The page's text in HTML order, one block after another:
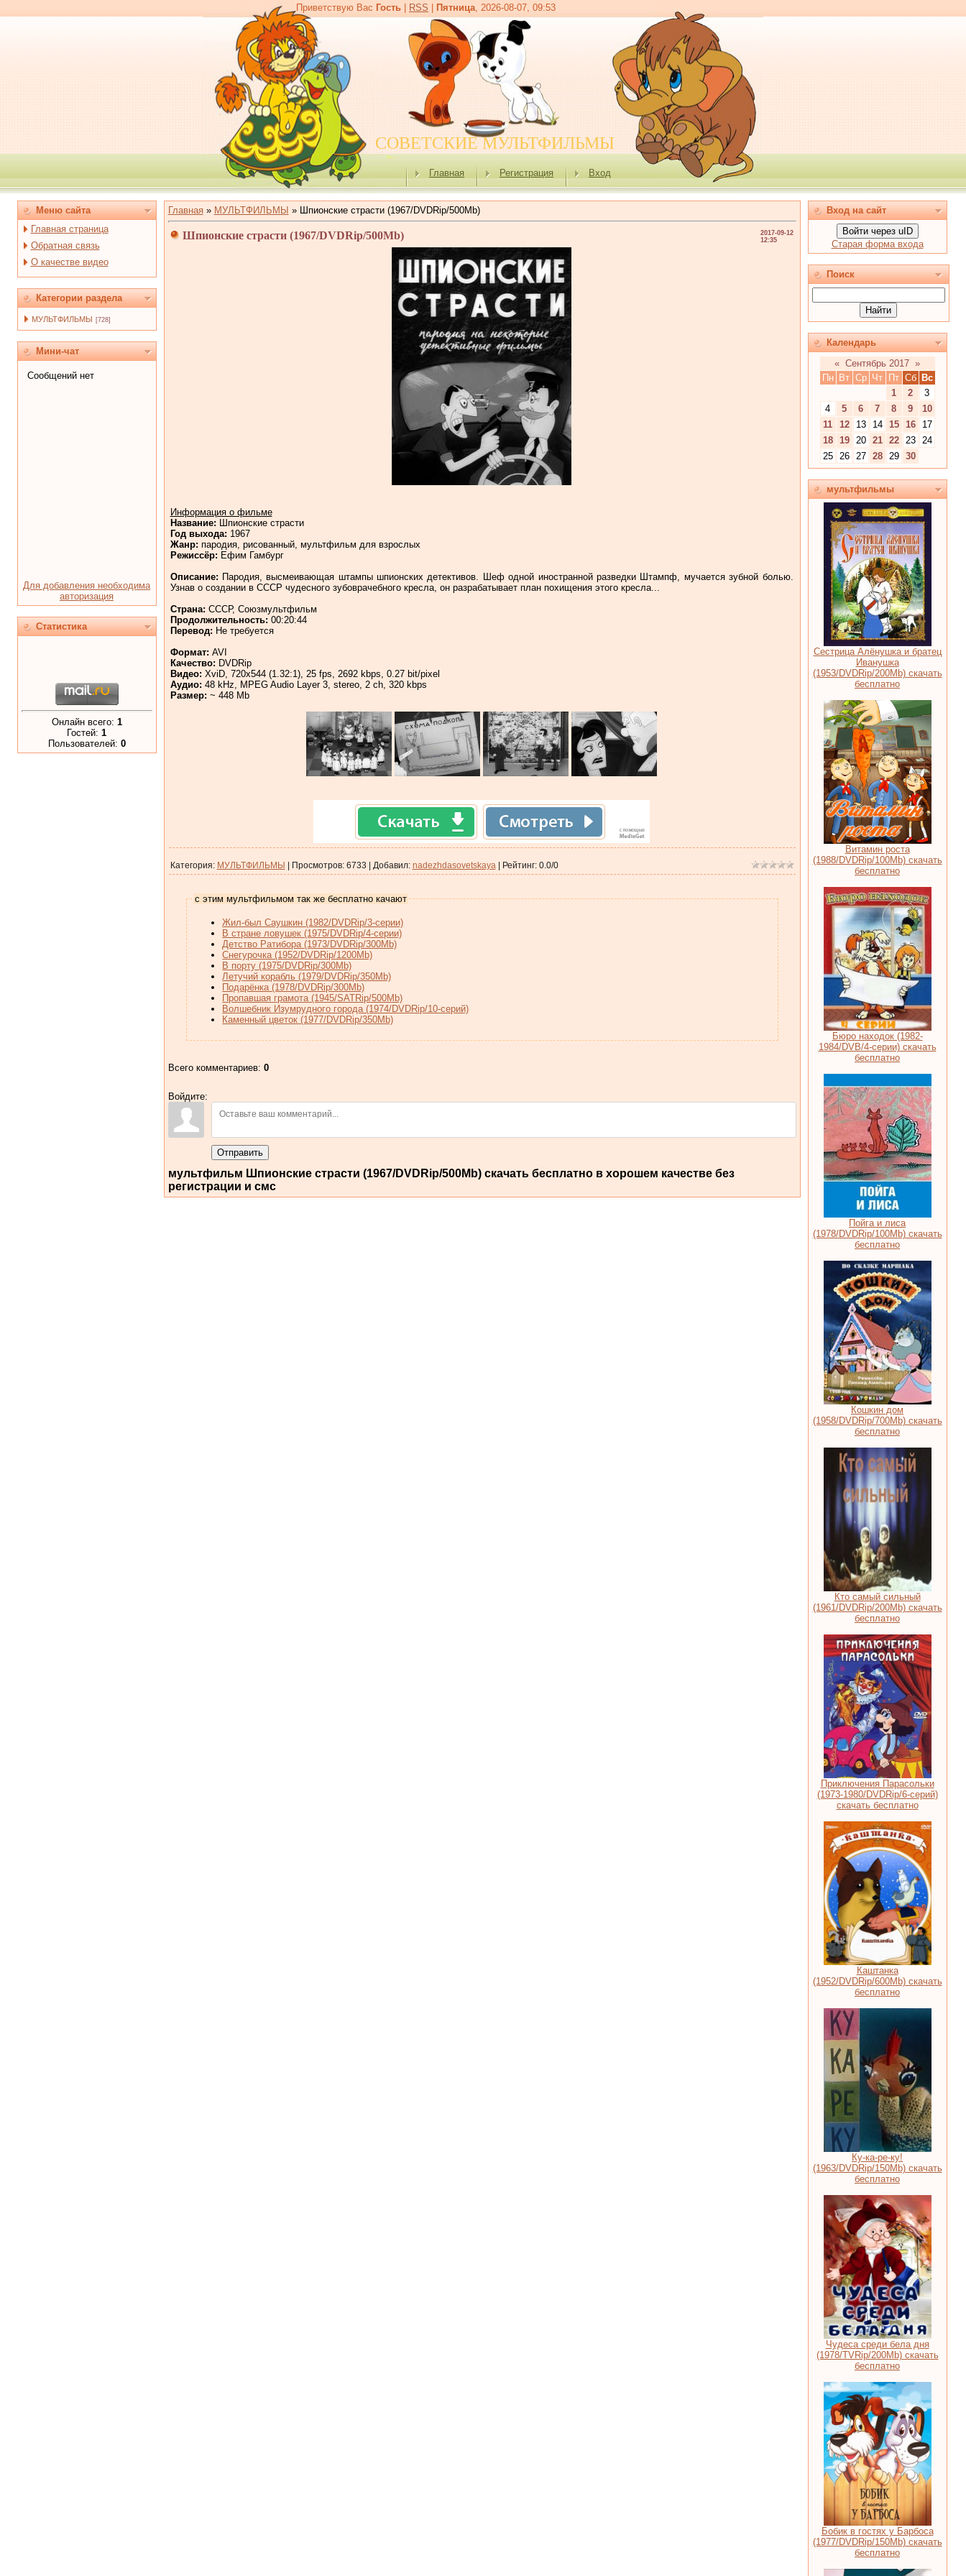
Приветствую Вас Гость RSS Пятница, 2026-08-07, 09:53
СОВЕТСКИЕ МУЛЬТФИЛЬМЫ
Главная Регистрация Вход
Меню сайта
Главная страница
Обратная связь
О качестве видео
Категории раздела
МУЛЬТФИЛЬМЫ [728]
Мини-чат
Для добавления необходима
авторизация
Статистика
Онлайн всего: 1
Гостей: 1
Пользователей: 0
Главная» МУЛЬТФИЛЬМЫ » Шпионские страсти (1967/DVDRip/500Мb)
2017-09-12
12:35
Шпионские страсти (1967/DVDRip/500Мb)
Информация о фильме
Название: Шпионские страсти
Год выхода: 1967
Жанр: пародия, рисованный, мультфильм для взрослых
Режиссёр: Ефим Гамбург
Описание: Пародия, высмеивающая штампы шпионских детективов. Шеф одной иностранной разведки Штампф, мучается зубной болью.
Узнав о создании в СССР чудесного зубоврачебного кресла, он разрабатывает план похищения этого кресла...
Страна: СССР, Союзмультфильм
Продолжительность: 00:20:44
Перевод: Не требуется
Формат: AVI
Качество: DVDRip
Видео: XviD, 720x544 (1.32:1), 25 fps, 2692 kbps, 0.27 bit/pixel
Аудио: 48 kHz, MPEG Audio Layer 3, stereo, 2 ch, 320 kbps
Размер: ~ 448 Мb
Категория: МУЛЬТФИЛЬМЫ Просмотров: 6733 Добавил: nadezhdasovetskaya Рейтинг: 0.0/0
с этим мультфильмом так же бесплатно качают
Жил-был Саушкин (1982/DVDRip/3-серии)
В стране ловушек (1975/DVDRip/4-серии)
Детство Ратибора (1973/DVDRip/300Mb)
Снегурочка (1952/DVDRip/1200Mb)
В порту (1975/DVDRip/300Mb)
Летучий корабль (1979/DVDRip/350Mb)
Подарёнка (1978/DVDRip/300Mb)
Пропавшая грамота (1945/SATRip/500Mb)
Волшебник Изумрудного города (1974/DVDRip/10-серий)
Каменный цветок (1977/DVDRip/350Mb)
Всего комментариев: 0
Войдите:
Отправить
мультфильм Шпионские страсти (1967/DVDRip/500Мb) скачать бесплатно в хорошем качестве без
регистрации и смс
Вход на сайт
Войти через uID
Старая форма входа
Поиск
Календарь
« Сентябрь 2017 »
Пн
Вт Ср Чт Пт Сб
Вс
1
2
3
4
5 6 7 8 9
10
11
12 13 14 15 16
17
18
19 20 21 22 23
24
25
26 27 28 29 30
мультфильмы
Сестрица Алёнушка и братец
Иванушка
(1953/DVDRip/200Mb) скачать
бесплатно
Витамин роста
(1988/DVDRip/100Mb) скачать
бесплатно
Бюро находок (1982-
1984/DVB/4-серии) скачать
бесплатно
Пойга и лиса
(1978/DVDRip/100Mb) скачать
бесплатно
Кошкин дом
(1958/DVDRip/700Mb) скачать
бесплатно
Кто самый сильный
(1961/DVDRip/200Мb) скачать
бесплатно
Приключения Парасольки
(1973-1980/DVDRip/6-серий)
скачать бесплатно
Каштанка
(1952/DVDRip/600Mb) скачать
бесплатно
Ку-ка-ре-ку!
(1963/DVDRip/150Mb) скачать
бесплатно
Чудеса среди бела дня
(1978/TVRip/200Mb) скачать
бесплатно
Бобик в гостях у Барбоса
(1977/DVDRip/150Mb) скачать
бесплатно